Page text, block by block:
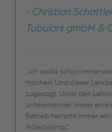
- Christian
Tubulars gmbH &
„Ich wollte schon immer
machen. Und dieser
zugesagt. Unter den
untereinander immer
Betrieb herrscht immer
Arbeitsklima.“